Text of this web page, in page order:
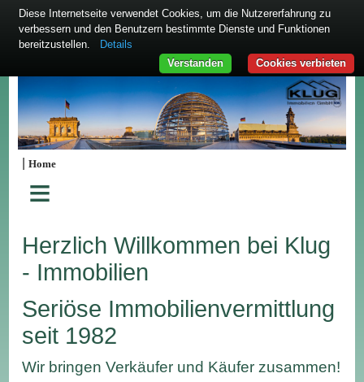
|Home
≡
Herzlich Willkommen bei Klug
- Immobilien
Seriöse Immobilienvermittlung
seit 1982
Wir bringen Verkäufer und Käufer zusammen!
Diese Internetseite verwendet Cookies, um die Nutzererfahrung zu
verbessern und den Benutzern bestimmte Dienste und Funktionen
bereitzustellen.
Details
Cookies verbieten
Verstanden